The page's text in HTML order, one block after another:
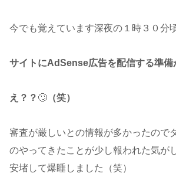
今でも覚えています深夜の１時３０分
サイトにAdSense広告を配信する準備
え？？ 🙄 （笑）
審査が厳しいとの情報が多かったので
のやってきたことが少し報われた気が
安堵して爆睡しました（笑）